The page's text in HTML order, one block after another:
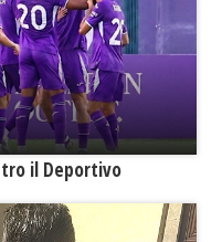
il Deportivo